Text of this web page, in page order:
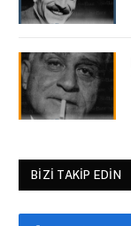
BIZI TAKIP EDIN